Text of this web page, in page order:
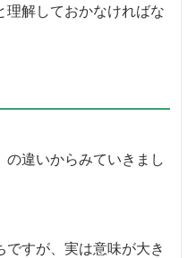
理解しておかなければな
の違いからみていきまし
すが、実は意味が大き